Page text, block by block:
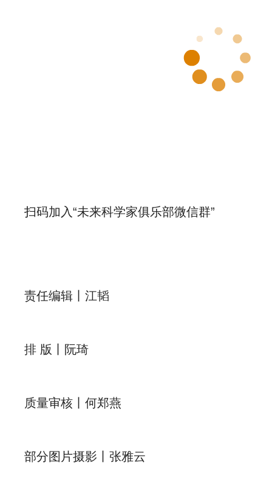
扫码加入“未来科学家俱乐部微信群”
责任编辑丨江韬
排 版丨阮琦
质量审核丨何郑燕
部分图片摄影丨张雅云